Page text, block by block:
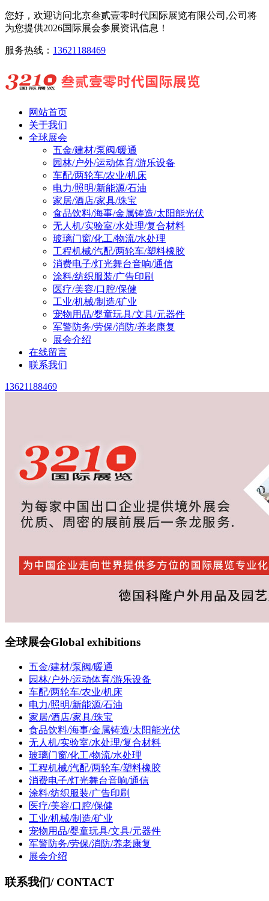
您好，欢迎访问北京叁贰壹零时代国际展览有限公司,公司将
为您提供2026国际展会参展资讯信息！
服务热线： 13621188469
网站首页
关于我们
全球展会
五金/建材/泵阀/暖通
园林/户外/运动体育/游乐设备
车配/两轮车/农业/机床
电力/照明/新能源/石油
家居/酒店/家具/珠宝
食品饮料/海事/金属铸造/太阳能光伏
无人机/实验室/水处理/复合材料
玻璃门窗/化工/物流/水处理
工程机械/汽配/两轮车/塑料橡胶
消费电子/灯光舞台音响/通信
涂料/纺织服装/广告印刷
医疗/美容/口腔/保健
工业/机械/制造/矿业
宠物用品/婴童玩具/文具/元器件
军警防务/劳保/消防/养老康复
展会介绍
在线留言
联系我们
13621188469
全球展会Global exhibitions
五金/建材/泵阀/暖通
园林/户外/运动体育/游乐设备
车配/两轮车/农业/机床
电力/照明/新能源/石油
家居/酒店/家具/珠宝
食品饮料/海事/金属铸造/太阳能光伏
无人机/实验室/水处理/复合材料
玻璃门窗/化工/物流/水处理
工程机械/汽配/两轮车/塑料橡胶
消费电子/灯光舞台音响/通信
涂料/纺织服装/广告印刷
医疗/美容/口腔/保健
工业/机械/制造/矿业
宠物用品/婴童玩具/文具/元器件
军警防务/劳保/消防/养老康复
展会介绍
联系我们/ CONTACT